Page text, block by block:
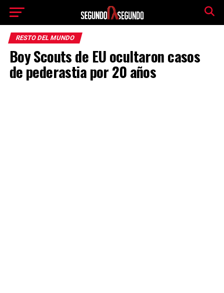
RESTO DEL MUNDO
Boy Scouts de EU ocultaron casos
de pederastia por 20 años